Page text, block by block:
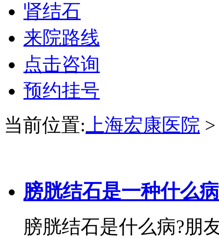
肾结石
来院路线
点击咨询
预约挂号
当前位置: 上海宏康医院
膀胱结石是一种什么病
膀胱结石是什么病?朋